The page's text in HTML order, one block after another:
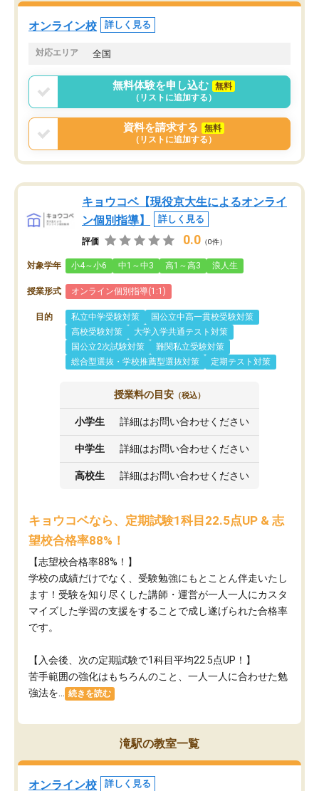
オンライン校 詳しく見る
対応エリア 全国
無料体験を申し込む
無料
（リストに追加する）
資料を請求する
無料
（リストに追加する）
キョウコベ【現役京大生によるオンライ
ン個別指導】
詳しく見る
評価 0.0 （0件）
対象学年 小4～小6 中1～中3 高1～高3 浪人生
授業形式 オンライン個別指導(1:1)
目的 私立中学受験対策
国公立中高一貫校受験対策
高校受験対策
大学入学共通テスト対策
国公立2次試験対策
難関私立受験対策
総合型選抜・学校推薦型選抜対策
定期テスト対策
授業料の目安 （税込）
小学生 詳細はお問い合わせください
中学生 詳細はお問い合わせください
高校生 詳細はお問い合わせください
キョウコベなら、定期試験1科目22.5点UP & 志
望校合格率88%！
【志望校合格率88%！】
学校の成績だけでなく、受験勉強にもとことん伴走いたし
ます！受験を知り尽くした講師・運営が​一人一人にカスタ
マイズした学習の支援をすることで成し遂げられた合格率
です。
【入会後、次の定期試験で1科目平均22.5点UP！】
苦手範囲の強化はもちろんのこと、​一人一人に合わせた勉
強法を...
続きを読む
滝駅の教室一覧
オンライン校 詳しく見る